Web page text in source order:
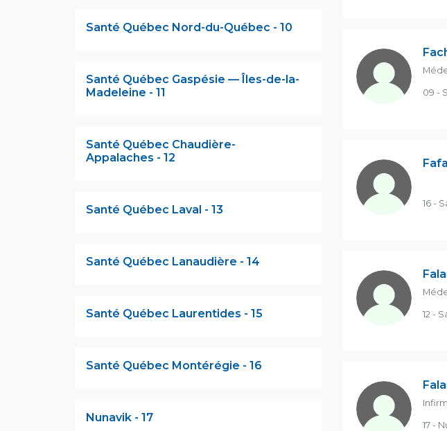
Santé Québec Nord-du-Québec - 10
Santé Québec Gaspésie — Îles-de-la-
Madeleine - 11
Santé Québec Chaudière-
Appalaches - 12
Santé Québec Laval - 13
Santé Québec Lanaudière - 14
Santé Québec Laurentides - 15
Santé Québec Montérégie - 16
Nunavik - 17
09 -
16 -
12 -
17 -